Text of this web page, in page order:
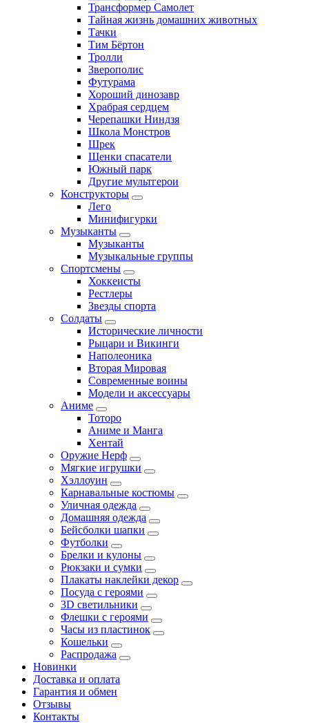
Трансформер Самолет
Тайная жизнь домашних животных
Тачки
Тим Бёртон
Тролли
Зверополис
Футурама
Хороший динозавр
Храбрая сердцем
Черепашки Ниндзя
Школа Монстров
Шрек
Щенки спасатели
Южный парк
Другие мультгерои
Конструкторы
Лего
Минифигурки
Музыканты
Музыканты
Музыкальные группы
Спортсмены
Хоккеисты
Рестлеры
Звезды спорта
Солдаты
Исторические личности
Рыцари и Викинги
Наполеоника
Вторая Мировая
Современные воины
Модели и аксессуары
Аниме
Тоторо
Аниме и Манга
Хентай
Оружие Нерф
Мягкие игрушки
Хэллоуин
Карнавальные костюмы
Уличная одежда
Домашняя одежда
Бейсболки шапки
Футболки
Брелки и кулоны
Рюкзаки и сумки
Плакаты наклейки декор
Посуда с героями
3D светильники
Флешки с героями
Часы из пластинок
Кошельки
Распродажа
Новинки
Доставка и оплата
Гарантия и обмен
Отзывы
Контакты